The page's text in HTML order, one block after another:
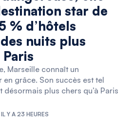
star de
% d’hôtels
nuits plus
Paris
Marseille connaît un
grâce. Son succès est tel
désormais plus chers qu’à Paris
Y A 23 HEURES